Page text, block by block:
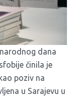
dana
činila je
poziv na
u Sarajevu u